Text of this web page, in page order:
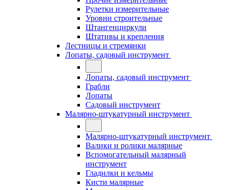
Рулетки измерительные
Уровни строительные
Штангенциркули
Штативы и крепления
Лестницы и стремянки
Лопаты, садовый инструмент
Лопаты, садовый инструмент
Грабли
Лопаты
Садовый инструмент
Малярно-штукатурный инструмент
Малярно-штукатурный инструмент
Валики и ролики малярные
Вспомогательный малярный
инструмент
Гладилки и кельмы
Кисти малярные